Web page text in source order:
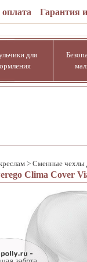
Гарантия
для
> Сменные чехлы
Clima Cover